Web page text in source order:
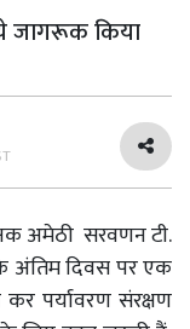
जागरूक किया
अमेठी सरवणन टी.
अंतिम दिवस पर एक
पर्यावरण संरक्षण